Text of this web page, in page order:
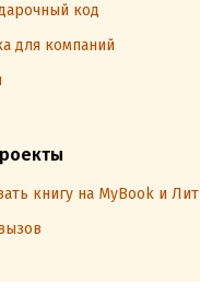
код
для компаний
книгу на MyBook и